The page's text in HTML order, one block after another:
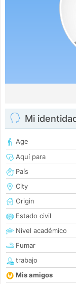
Mi
Age
Aquí para
País
City
Origin
Estado civil
Nivel académico
Fumar
trabajo
Mis amigos